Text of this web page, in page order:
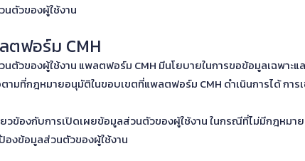
นตัวของผู้ใช้งาน
ตฟอร์ม CMH
นตัวของผู้ใช้งาน แพลตฟอร์ม CMH มีนโยบายในการขอข้อมูลเฉพาะ
มที่กฎหมายอนุมัติในขอบเขตที่แพลตฟอร์ม CMH ดำเนินการได้ การ
ข้องกับการเปิดเผยข้อมูลส่วนตัวของผู้ใช้งาน ในกรณีที่ไม่มีกฎหม
องข้อมูลส่วนตัวของผู้ใช้งาน